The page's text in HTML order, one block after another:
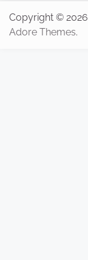
Copyright © 2026
Adore Themes.